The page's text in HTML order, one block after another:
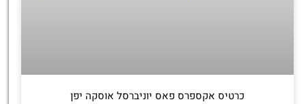
כרטיס אקספרס פאס יוניברסל אוסקה יפן